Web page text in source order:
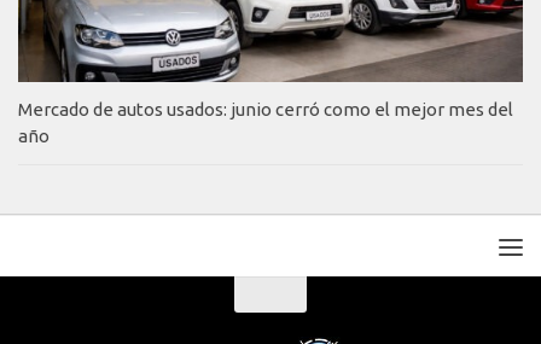
Mercado de autos usados: junio cerró como el mejor mes del
año